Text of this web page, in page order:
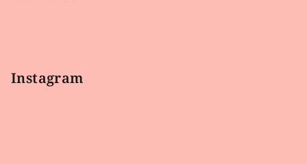
Instagram